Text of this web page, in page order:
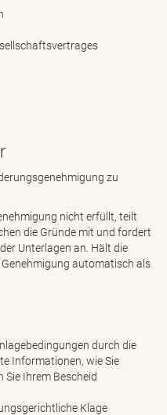
zu
nicht erfüllt, teilt
die Gründe mit und fordert
Unterlagen an. Hält die
automatisch als
durch die
Informationen, wie Sie
Sie Ihrem Bescheid
Klage